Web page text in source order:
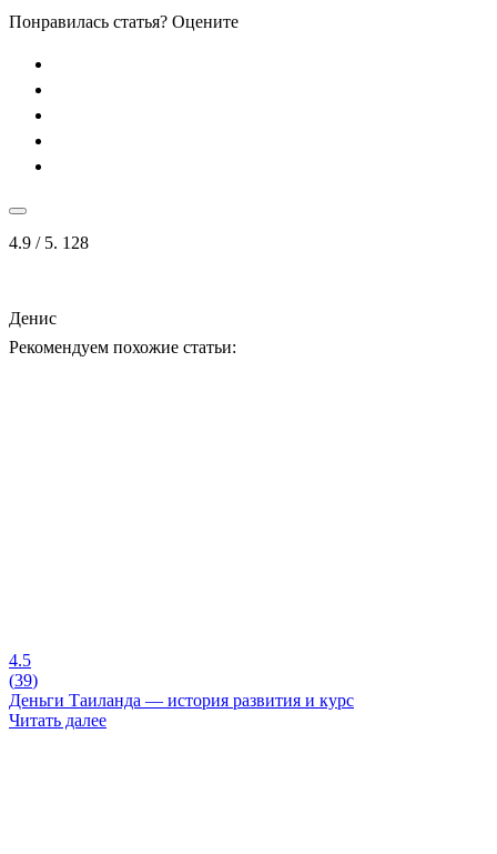
Понравилась статья? Оцените
4.9 / 5. 128
Денис
Рекомендуем похожие статьи:
4.5
(39)
Деньги Таиланда — история развития и курс
Читать далее